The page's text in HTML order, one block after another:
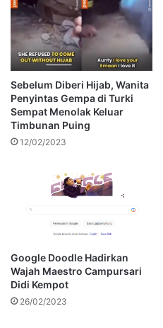
Sebelum Diberi Hijab, Wanita
Penyintas Gempa di Turki
Sempat Menolak Keluar
Timbunan Puing
12/02/2023
Google Doodle Hadirkan
Wajah Maestro Campursari
Didi Kempot
26/02/2023